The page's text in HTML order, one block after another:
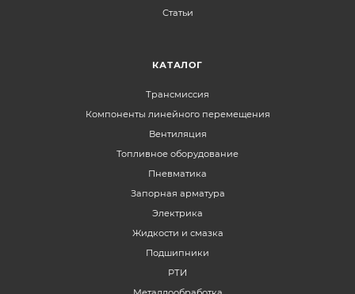
Статьи
КАТАЛОГ
Трансмиссия
Компоненты линейного перемещения
Вентиляция
Топливное оборудование
Пневматика
Запорная арматура
Электрика
Жидкости и смазка
Подшипники
РТИ